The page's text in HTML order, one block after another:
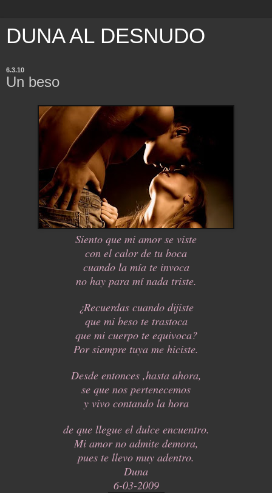
DUNA AL DESNUDO
6.3.10
Un beso
Siento que mi amor se viste
con el calor de tu boca
cuando la mía te invoca
no hay para mí nada triste.
¿Recuerdas cuando dijiste
que mi beso te trastoca
que mi cuerpo te equivoca?
Por siempre tuya me hiciste.
Desde entonces ,hasta ahora,
se que nos pertenecemos
y vivo contando la hora
de que llegue el dulce encuentro.
Mi amor no admite demora,
pues te llevo muy adentro.
Duna
6-03-2009